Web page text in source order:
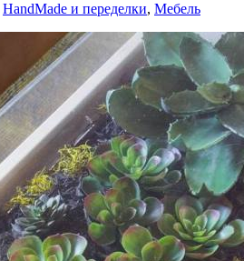
HandMade и переделки, Мебель